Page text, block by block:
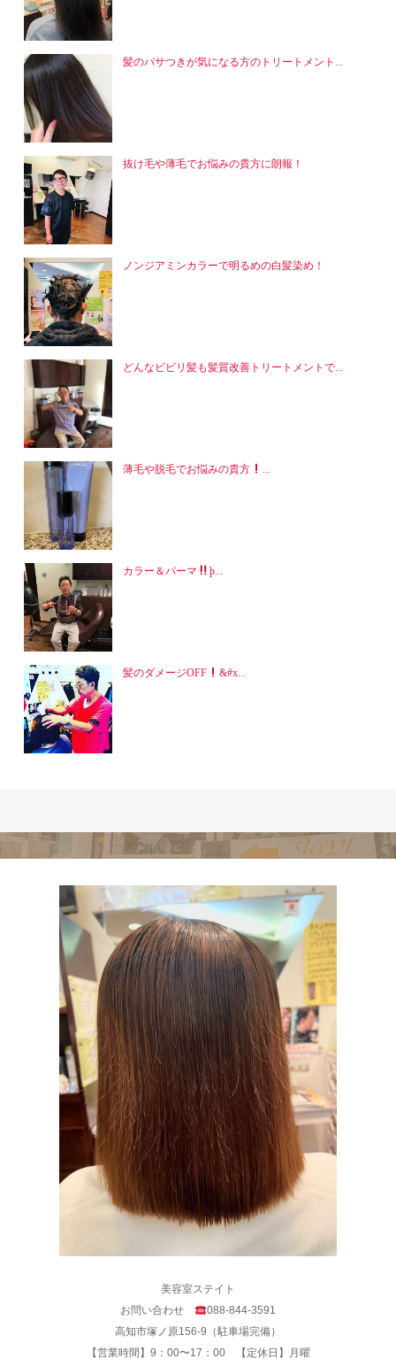
髪のパサつきが気になる方のトリートメント...
抜け毛や薄毛でお悩みの貴方に朗報！
ノンジアミンカラーで明るめの白髪染め！
どんなビビリ髪も髪質改善トリートメントで...
薄毛や脱毛でお悩みの貴方 ...
カラー＆パーマ þ...
髪のダメージOFF &#x...
美容室ステイト
お問い合わせ
088-844-3591
高知市塚ノ原156-9（駐車場完備）
【営業時間】9：00〜17：00 【定休日】月曜